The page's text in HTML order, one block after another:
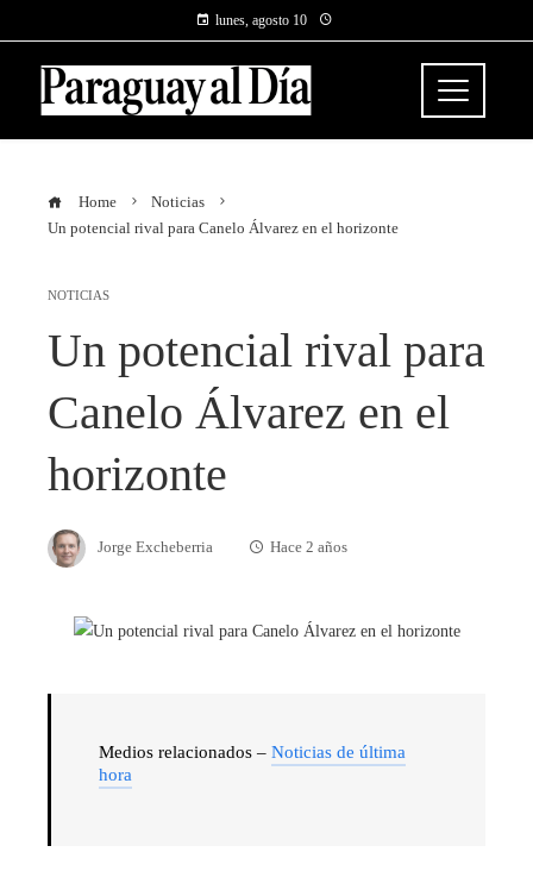
lunes, agosto 10
Home
Noticias
Un potencial rival para Canelo Álvarez en el horizonte
NOTICIAS
Un potencial rival para
Canelo Álvarez en el
horizonte
Jorge Excheberria Hace 2 años
Medios relacionados – Noticias de última
hora